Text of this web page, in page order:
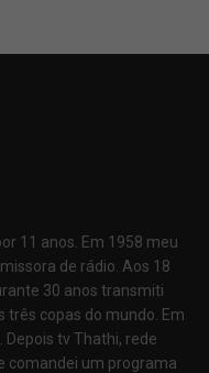
11 anos. Em 1958 meu
de rádio. Aos 18
30 anos transmiti
copas do mundo. Em
Depois tv Thathi, rede
comandei um programa